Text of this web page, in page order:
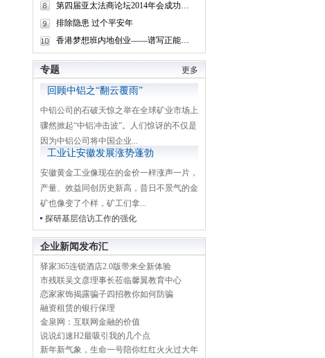
第四届亚太法商论坛2014年会成功举办
排除隐患 过个平安年
香港梦想班内地创业——谱写正能量篇章
更多
专题
回顾中铝之“翻云覆雨”
中铝公司的石破天惊之举在全球矿业市场上
骤然掀起“中铝冲击波”。人们惊讶的不仅是
因为中铝公司将中国企业...
工业让安徽发展涨势蓬勃
安徽黄金工业像现在的金价一样涨声一片，
产量、效益同创历史新高，昔日不景气的金
矿也像变了个样，矿工们拿...
探研基层信访工作的强化
企业新闻发布汇
驿家365连锁酒店2.0版带来全新体验
市残联吴文彦理事长莅临馨翼教育中心
恋家家饰揭露骗子四招教你如何防骗
融资租赁的银行保理
金泉网：互联网金融的价值
说说幻速H2最吸引我的几个点
新年新气象，生命一号陪你红红火火过大年